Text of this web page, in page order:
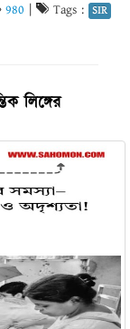
980 Tags : SIR
লিঙ্গের